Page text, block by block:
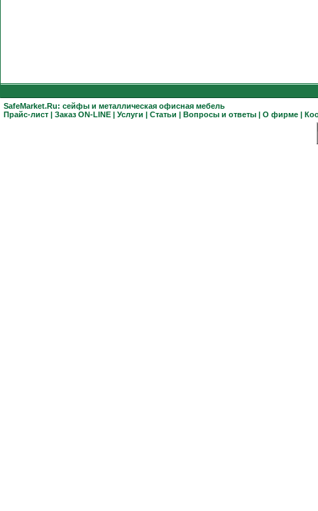
SafeMarket.Ru: сейфы и металлическая офисная мебель
Прайс-лист | Заказ ON-LINE | Услуги | Статьи | Вопросы и ответы | О фирме |